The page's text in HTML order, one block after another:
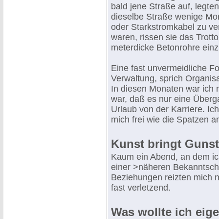
bald jene Straße auf,
dieselbe Straße wenige
oder Starkstromkabel zu
waren, rissen sie das
meterdicke Betonrohre
Eine fast unvermeidliche
Verwaltung, sprich
In diesen Monaten war ich
war, daß es nur eine
Urlaub von der Karriere.
mich frei wie die Spatzen
Kunst bringt
Kaum ein Abend, an dem
einer >näheren
Beziehungen reizten mich
fast verletzend.
Was wollte ich